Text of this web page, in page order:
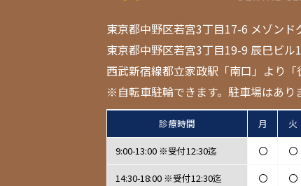
東京都中野区若宮3丁目17-6 メゾンド
東京都中野区若宮3丁目19-9 辰巳ビル
西武新宿線都立家政駅「南口」より「
※自転車駐輪できます。駐車場はあり
診療時間 月 火
9:00-13:00 ※受付12:30迄 〇 〇
14:30-18:00 ※受付12:30迄 〇 〇